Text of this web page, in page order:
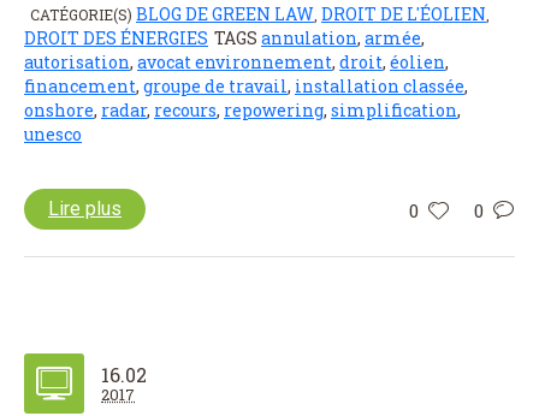
CATÉGORIE(S) BLOG DE GREEN LAW DROIT DE L'ÉOLIEN
DROIT DES ÉNERGIES TAGS annulation, armée,
autorisation, avocat environnement, droit, éolien,
financement, groupe de travail, installation classée,
onshore, radar, recours, repowering, simplification,
unesco
0 0
Lire plus
16.02
2017